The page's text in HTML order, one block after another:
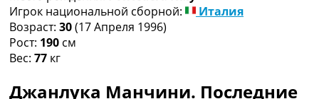
Англия. Премьер-Лига
Испания. Ла Лига
Все таблицы >>>
Рейтинги
Рейтинг клубов УЕФА
Игрок национальной сборной:
Италия
Возраст: 30(17 Апреля 1996)
Рост: 190 см
Вес: 77 кг
Джанлука Манчини. Последние